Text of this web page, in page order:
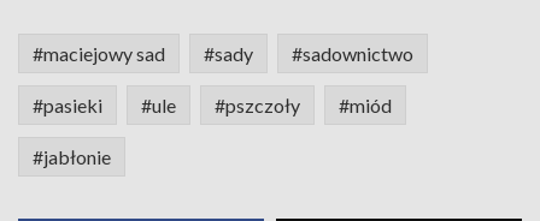
#maciejowy sad #sady #sadownictwo
#pasieki #ule #pszczoły #miód
#jabłonie